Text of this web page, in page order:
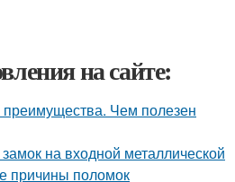
на сайте:
преимущества. Чем полезен
на входной металлической
причины поломок